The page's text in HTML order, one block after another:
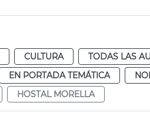
CULTURA TODAS LAS
EN PORTADA TEMÁTICA
HOSTAL MORELLA